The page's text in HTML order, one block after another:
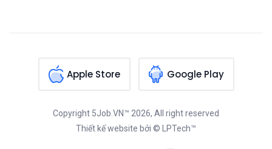
Apple Store Google Play
Copyright 5Job.VN™ 2026, All right reserved
Thiết kế website bởi © LPTech™